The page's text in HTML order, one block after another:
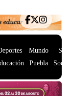
Mundo
Puebla